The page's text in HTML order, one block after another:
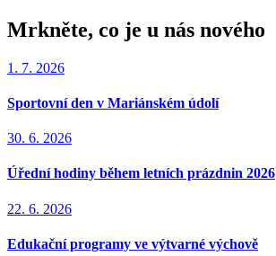
Mrkněte, co je u nás nového
1. 7. 2026
Sportovní den v Mariánském údolí
30. 6. 2026
Úřední hodiny během letních prázdnin 2026
22. 6. 2026
Edukační programy ve výtvarné výchově